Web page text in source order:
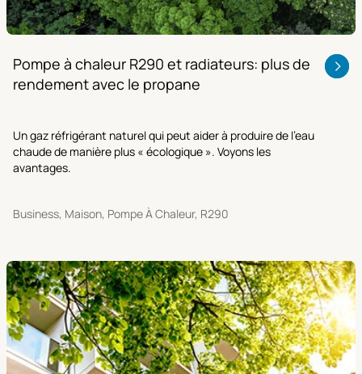
Pompe à chaleur R290 et radiateurs: plus de
rendement avec le propane
Un gaz réfrigérant naturel qui peut aider à produire de l'eau
chaude de manière plus « écologique ». Voyons les
avantages.
Business, Maison, Pompe À Chaleur, R290